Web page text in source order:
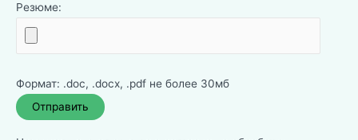
Резюме:
Формат: .doc, .docx, .pdf не более 30мб